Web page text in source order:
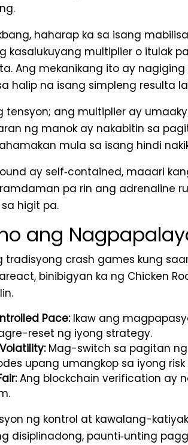
haharap ka sa isang
kasalukuyang multiplier o itulak
Ang mekanikang ito ay
halip na isang simpleng resulta
tensyon; ang multiplier ay
ng manok ay nakabitin sa
mula sa isang hindi
ay self‑contained, maaari
pa rin ang adrenaline
higit pa.
ang
tradisyong crash games kung
binibigyan ka ng Chicken
Pace:Ikaw ang
reset ng iyong strategy.
Mag-switch sa pagitan
upang umangkop sa iyong
Ang blockchain verification ay
ng kontrol at kawalang-
disiplinadong, paunti‑unting